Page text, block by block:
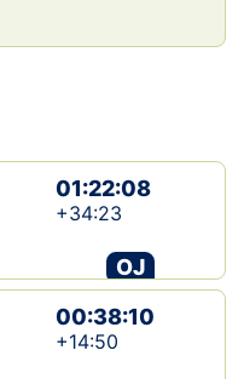
01:22:08
+34:23
OJ
00:38:10
+14:50